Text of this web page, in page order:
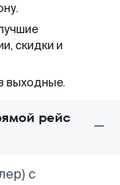
скидки и
выходные.
рейс
с